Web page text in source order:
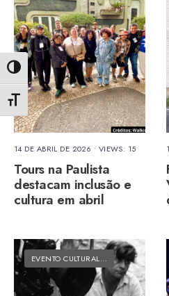
Alternar alto contraste
Alternar tamanho da fonte
14 DE ABRIL DE 2026 • VIEWS: 15
Tours na Paulista
destacam inclusão e
cultura em abril
EVENTO CULTURAL
• MATÉRIAS DO